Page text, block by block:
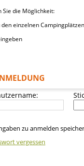
die Möglichkeit:
einzelnen
eingeben
zu anmelden
vergessen